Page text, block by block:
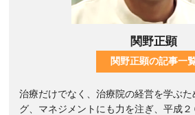
関野正顕
関野正顕の記事一
治療だけでなく、治療院の経営を学ぶ
グ、マネジメントにも力を注ぎ、平成